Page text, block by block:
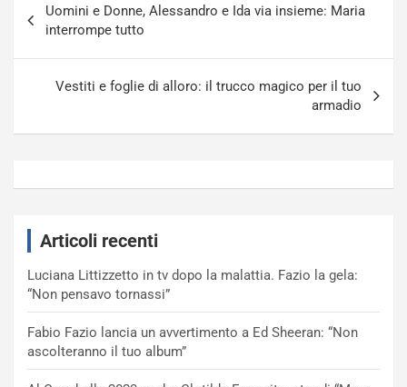
articoli
Uomini e Donne, Alessandro e Ida via insieme: Maria
interrompe tutto
Vestiti e foglie di alloro: il trucco magico per il tuo
armadio
Articoli recenti
Luciana Littizzetto in tv dopo la malattia. Fazio la gela:
“Non pensavo tornassi”
Fabio Fazio lancia un avvertimento a Ed Sheeran: “Non
ascolteranno il tuo album”